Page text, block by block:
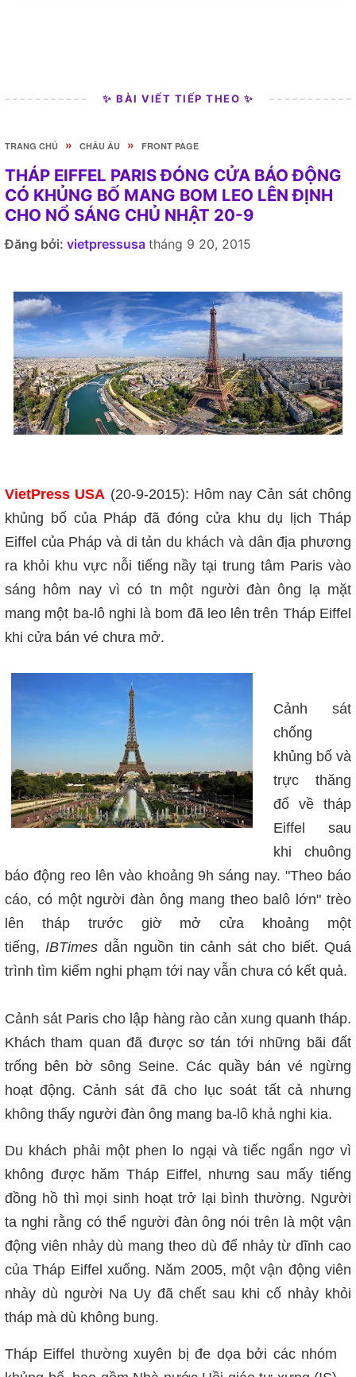
✨ BÀI VIẾT TIẾP THEO ✨
TRANG CHỦ » CHÂU ÂU » FRONT PAGE
THÁP EIFFEL PARIS ĐÓNG CỬA BÁO ĐỘNG
CÓ KHỦNG BỐ MANG BOM LEO LÊN ĐỊNH
CHO NỔ SÁNG CHỦ NHẬT 20-9
Đăng bởi: vietpressusa tháng 9 20, 2015
VietPress USA (20-9-2015): Hôm nay Cản sát chông
khủng bố của Pháp đã đóng cửa khu dụ lịch Tháp
Eiffel của Pháp và di tản du khách và dân địa phương
ra khỏi khu vực nỗi tiếng nầy tại trung tâm Paris vào
sáng hôm nay vì có tn một người đàn ông lạ mặt
mang một ba-lô nghi là bom đã leo lên trên Tháp Eiffel
khi cửa bán vé chưa mở.
Cảnh sát
chống
khủng bố và
trực thăng
đổ về tháp
Eiffel sau
khi chuông
báo động reo lên vào khoảng 9h sáng nay. "Theo báo
cáo, có một người đàn ông mang theo balô lớn" trèo
lên tháp trước giờ mở cửa khoảng một
tiếng, IBTimes dẫn nguồn tin cảnh sát cho biết. Quá
trình tìm kiếm nghi phạm tới nay vẫn chưa có kết quả.
Cảnh sát Paris cho lập hàng rào cản xung quanh tháp.
Khách tham quanđã được sơ tán tới những bãi đất
trống bên bờ sông Seine. Các quầy bán vé ngừng
hoạt động. Cảnh sát đã cho lục soát tất cả nhưng
không thấy người đàn ông mang ba-lô khả nghi kia.
Du khách phải một phen lo ngại và tiếc ngẩn ngơ vì
không được hăm Tháp Eiffel, nhưng sau mấy tiếng
đồng hồ thì mọi sinh hoạt trở lại bình thường. Người
ta nghi rằng có thể người đàn ông nói trên là một vận
động viên nhảy dù mang theo dù để nhảy từ dĩnh cao
của Tháp Eiffel xuống. Năm 2005, một vận động viên
nhảy dù người Na Uy đã chết sau khi cố nhảy khỏi
tháp mà dù không bung.
Tháp Eiffel thường xuyên bị đe dọa bởi các nhóm